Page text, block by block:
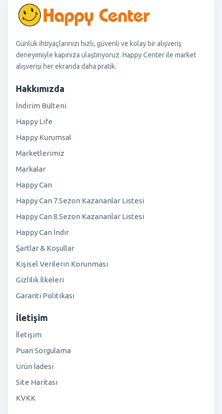
Günlük ihtiyaçlarınızı hızlı, güvenli ve kolay bir alışveriş
deneyimiyle kapınıza ulaştırıyoruz. Happy Center ile market
alışverişi her ekranda daha pratik.
Hakkımızda
İndirim Bülteni
Happy Life
Happy Kurumsal
Marketlerimiz
Markalar
Happy Can
Happy Can 7.Sezon Kazananlar Listesi
Happy Can 8.Sezon Kazananlar Listesi
Happy Can İndir
Şartlar & Koşullar
Kişisel Verilerin Korunması
Gizlilik İlkeleri
Garanti Politikası
İletişim
İletişim
Puan Sorgulama
Ürün İadesi
Site Haritası
KVKK